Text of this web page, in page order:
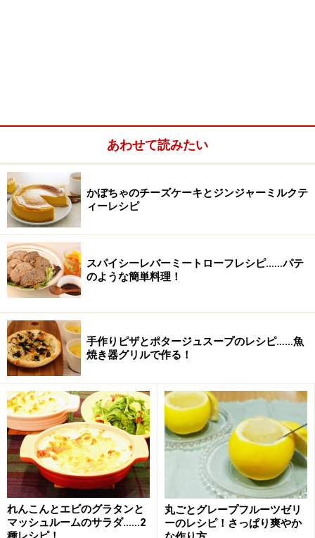
■菜の花とマッシュルームのリゾット
マッシュルーム 1パック
ニンニク
オリーブオイル
水
スープの素 5ｇ（練り状）
米 3/4合
牛乳
塩
生ハム 30ｇ
粉チーズ 適宜
こしょう 少々
あわせて読みたい
かぼちゃのチーズケーキとジンジャーミルクテ
ィーレシピ
スパイシーレバーミートローフレシピ……パテ
のような簡単料理！
手作りピザとポタージュスープのレシピ……魚
焼き器グリルで作る！
れんこんとエビのグラタンと
マッシュルームのサラダ……2
丸ごとグレープフルーツゼリ
ーのレシピ！さっぱり爽やか